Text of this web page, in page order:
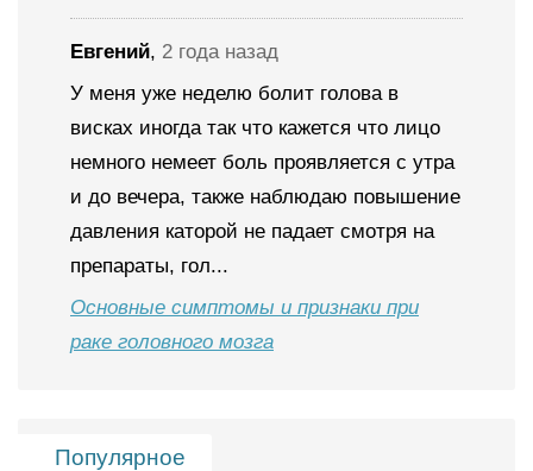
Евгений, 2 года назад
У меня уже неделю болит голова в
висках иногда так что кажется что лицо
немного немеет боль проявляется с утра
и до вечера, также наблюдаю повышение
давления каторой не падает смотря на
препараты, гол...
Основные симптомы и признаки при
раке головного мозга
Популярное